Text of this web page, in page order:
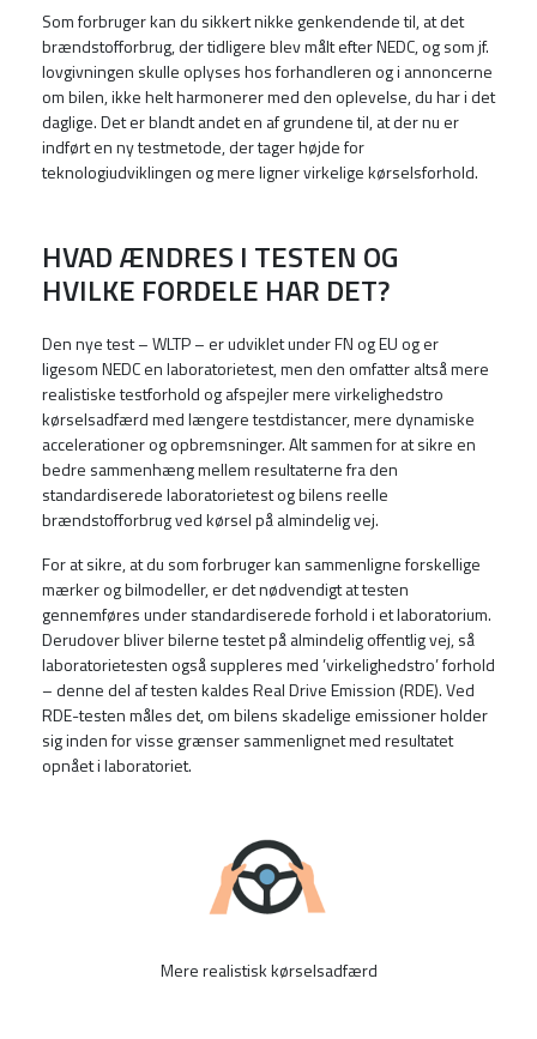
Som forbruger kan du sikkert nikke genkendende til, at det
brændstofforbrug, der tidligere blev målt efter NEDC, og som jf.
lovgivningen skulle oplyses hos forhandleren og i annoncerne
om bilen, ikke helt harmonerer med den oplevelse, du har i det
daglige. Det er blandt andet en af grundene til, at der nu er
indført en ny testmetode, der tager højde for
teknologiudviklingen og mere ligner virkelige kørselsforhold.
HVAD ÆNDRES I TESTEN OG
HVILKE FORDELE HAR DET?
Den nye test – WLTP – er udviklet under FN og EU og er
ligesom NEDC en laboratorietest, men den omfatter altså mere
realistiske testforhold og afspejler mere virkelighedstro
kørselsadfærd med længere testdistancer, mere dynamiske
accelerationer og opbremsninger. Alt sammen for at sikre en
bedre sammenhæng mellem resultaterne fra den
standardiserede laboratorietest og bilens reelle
brændstofforbrug ved kørsel på almindelig vej.
For at sikre, at du som forbruger kan sammenligne forskellige
mærker og bilmodeller, er det nødvendigt at testen
gennemføres under standardiserede forhold i et laboratorium.
Derudover bliver bilerne testet på almindelig offentlig vej, så
laboratorietesten også suppleres med ’virkelighedstro’ forhold
– denne del af testen kaldes Real Drive Emission (RDE). Ved
RDE-testen måles det, om bilens skadelige emissioner holder
sig inden for visse grænser sammenlignet med resultatet
opnået i laboratoriet.
Mere realistisk kørselsadfærd